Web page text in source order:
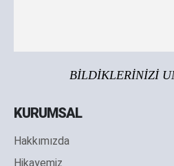
BİLDİKLERİNİZİ
KURUMSAL
Hakkımızda
Hikayemiz